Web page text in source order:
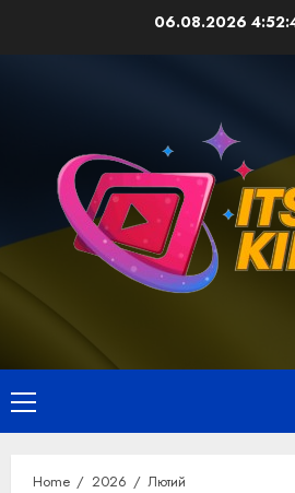
06.08.2026
Primary
Menu
Home 2026 Лютий